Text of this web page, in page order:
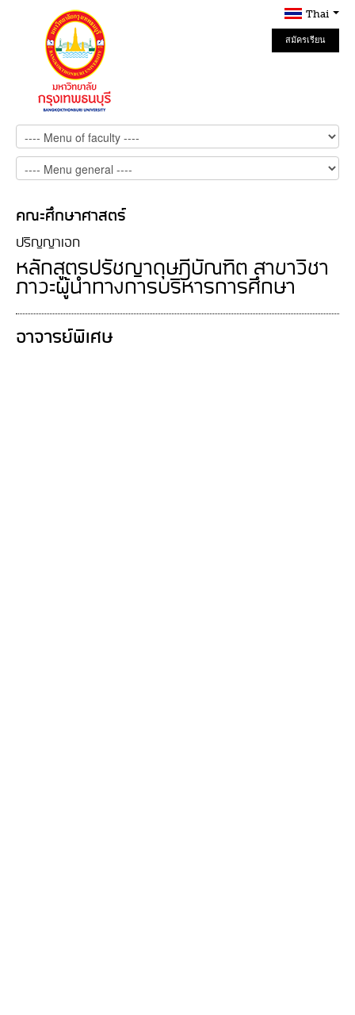
Thai
สมัครเรียน
Online
คณะศึกษาศาสตร์
ปริญญาเอก
หลักสูตรปรัชญาดุษฎีบัณฑิต สาขาวิชา
ภาวะผู้นำทางการบริหารการศึกษา
อาจารย์พิเศษ